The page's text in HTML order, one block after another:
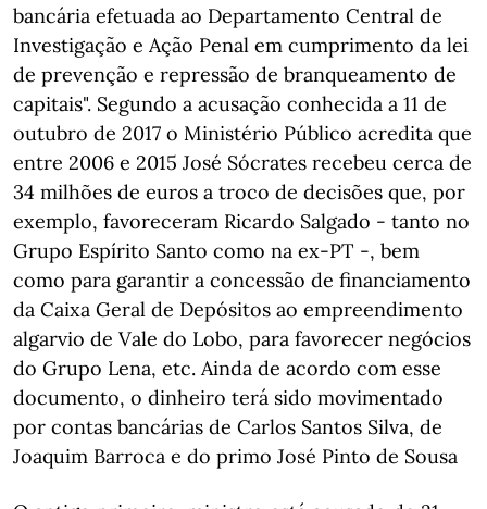
bancária efetuada ao Departamento Central de
Investigação e Ação Penal em cumprimento da lei
de prevenção e repressão de branqueamento de
capitais". Segundo a acusação conhecida a 11 de
outubro de 2017 o Ministério Público acredita que
entre 2006 e 2015 José Sócrates recebeu cerca de
34 milhões de euros a troco de decisões que, por
exemplo, favoreceram Ricardo Salgado - tanto no
Grupo Espírito Santo como na ex-PT -, bem
como para garantir a concessão de financiamento
da Caixa Geral de Depósitos ao empreendimento
algarvio de Vale do Lobo, para favorecer negócios
do Grupo Lena, etc. Ainda de acordo com esse
documento, o dinheiro terá sido movimentado
por contas bancárias de Carlos Santos Silva, de
Joaquim Barroca e do primo José Pinto de Sousa